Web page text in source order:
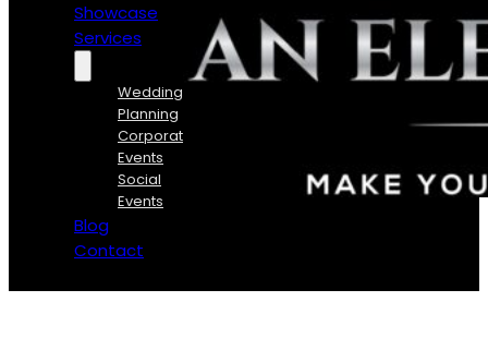
Showcase
Services
Wedding
Planning
Corporate
Events
Social
Events
Blog
Contact